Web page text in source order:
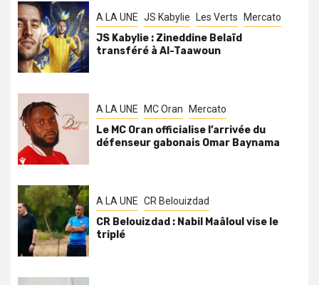
A LA UNE JS Kabylie Les Verts Mercato
JS Kabylie : Zineddine Belaïd
transféré à Al-Taawoun
A LA UNE MC Oran Mercato
Le MC Oran officialise l’arrivée du
défenseur gabonais Omar Baynama
A LA UNE CR Belouizdad
CR Belouizdad : Nabil Maâloul vise le
triplé